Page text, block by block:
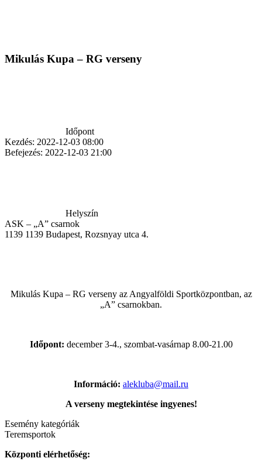
Mikulás Kupa – RG verseny
Időpont
Kezdés: 2022-12-03 08:00
Befejezés: 2022-12-03 21:00
Helyszín
ASK – „A” csarnok
1139 1139 Budapest, Rozsnyay utca 4.
Mikulás Kupa – RG verseny az Angyalföldi Sportközpontban, az
„A” csarnokban.
Időpont: december 3-4., szombat-vasárnap 8.00-21.00
Információ: alekluba@mail.ru
A verseny megtekintése ingyenes!
Esemény kategóriák
Teremsportok
Központi elérhetőség: